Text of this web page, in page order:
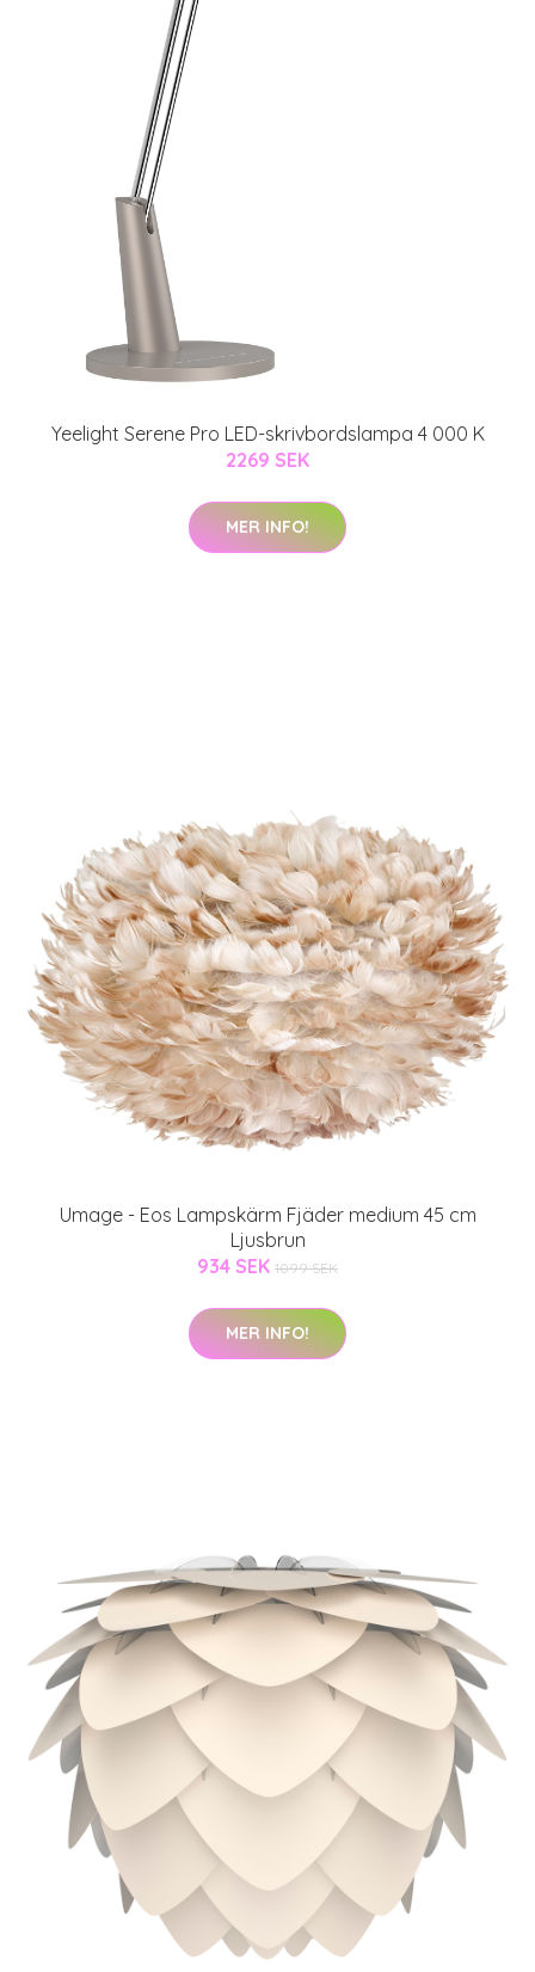
Yeelight Serene Pro LED-skrivbordslampa 4 000 K
2269 SEK
MER INFO!
Umage - Eos Lampskärm Fjäder medium 45 cm
Ljusbrun
934 SEK 1099 SEK
MER INFO!